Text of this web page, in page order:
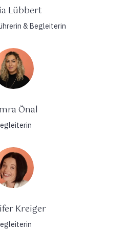
Lübbert
& Begleiterin
Önal
Kreiger